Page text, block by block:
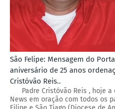
São Felipe: Mensagem do
aniversário de 25 anos
Cristóvão Reis..
Padre Cristóvão Reis , hoje a
News em oração com todos os